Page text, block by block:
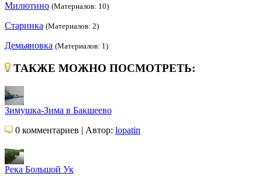
Милютино (Материалов: 10)
Старинка (Материалов: 2)
Демьяновка (Материалов: 1)
ТАКЖЕ МОЖНО ПОСМОТРЕТЬ:
Зимушка-Зима в Бакшеево
0 комментариев | Автор: lopatin
Река Большой Ук